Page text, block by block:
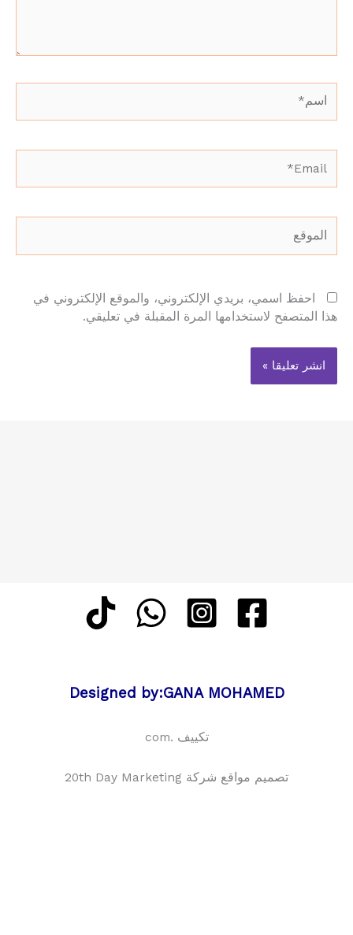
احفظ اسمي، بريدي الإلكتروني، والموقع الإلكتروني في
هذا المتصفح لاستخدامها المرة المقبلة في تعليقي.
Designed by:GANA MOHAMED
تكييف .com
تصميم مواقع شركة 20th Day Marketing